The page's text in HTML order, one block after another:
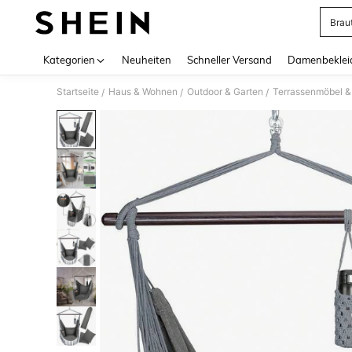
Kategorien Neuheiten Schneller Versand
Startseite / Haus & Wohnen / Outdoor & Garten / Terrassenmöbel